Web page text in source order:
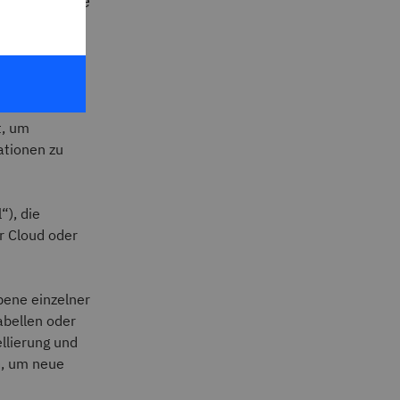
um
zu
die
Cloud oder
einzelner
oder
und
um neue